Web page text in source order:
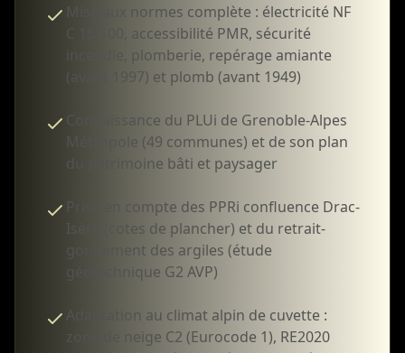
Mise aux normes complète : électricité NF
C 15-100, accessibilité PMR, sécurité
incendie, plomberie, repérage amiante
(avant 1997) et plomb (avant 1949)
Connaissance du PLUi de Grenoble-Alpes
Métropole (49 communes) et de son plan
du patrimoine bâti et paysager
Prise en compte des PPRi confluence Drac-
Isère (cotes de plancher) et du retrait-
gonflement des argiles (étude
géotechnique G2 AVP)
Adaptation au climat alpin de cuvette :
zone de neige C2 (Eurocode 1), RE2020